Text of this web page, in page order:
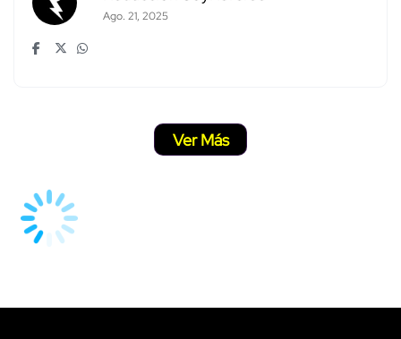
Ago. 21, 2025
Ver Más